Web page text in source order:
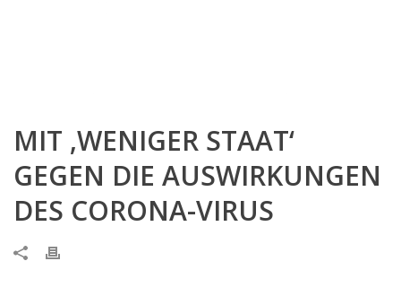
MIT ‚WENIGER STAAT‘
GEGEN DIE AUSWIRKUNGEN
DES CORONA-VIRUS